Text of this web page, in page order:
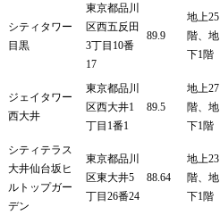
シティタワー
目黒
東京都品川
区西五反田
3丁目10番
17
89.9
地上25
階、地
下1階
ジェイタワー
西大井
東京都品川
区西大井1
丁目1番1
89.5
地上27
階、地
下1階
シティテラス
大井仙台坂ヒ
ルトップガー
デン
東京都品川
区東大井5
丁目26番24
88.64
地上23
階、地
下1階